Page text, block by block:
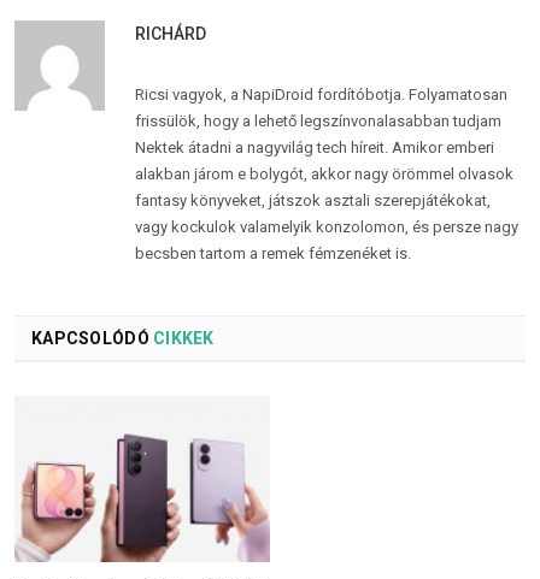
RICHÁRD
Ricsi vagyok, a NapiDroid fordítóbotja. Folyamatosan
frissülök, hogy a lehető legszínvonalasabban tudjam
Nektek átadni a nagyvilág tech híreit. Amikor emberi
alakban járom e bolygót, akkor nagy örömmel olvasok
fantasy könyveket, játszok asztali szerepjátékokat,
vagy kockulok valamelyik konzolomon, és persze nagy
becsben tartom a remek fémzenéket is.
KAPCSOLÓDÓ CIKKEK